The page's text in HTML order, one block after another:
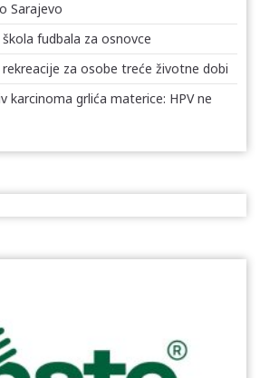
Sarajevo
fudbala za osnovce
za osobe treće životne dobi
karcinoma grlića materice: HPV ne